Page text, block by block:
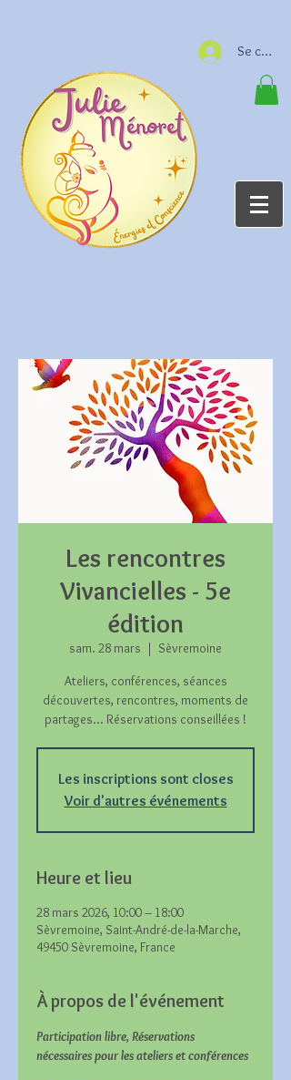
Se
Les rencontres
Vivancielles - 5e
édition
sam. 28 mars
  |
Sèvremoine
Ateliers, conférences, séances
découvertes, rencontres, moments de
partages... Réservations conseillées !
Les inscriptions sont closes
Voir d'autres événements
Heure et lieu
28 mars 2026, 10:00 – 18:00
Sèvremoine, Saint-André-de-la-Marche,
49450 Sèvremoine, France
À propos de l'événement
Participation libre, Réservations
nécessaires pour les ateliers et conférences